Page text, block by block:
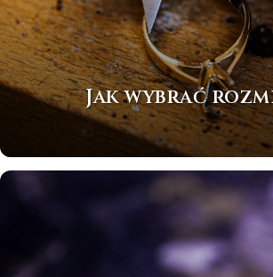
Jak wybrać